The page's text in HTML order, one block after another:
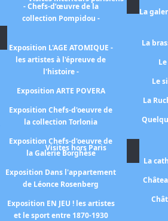
- Chefs-d’œuvre de la
collection Pompidou -
Exposition L'AGE ATOMIQUE -
les artistes à l'épreuve de
l'histoire -
Exposition ARTE POVERA
Exposition Chefs-d'oeuvre de
la collection Torlonia
Exposition Chefs-d'oeuvre de
la Galerie Borghèse
Exposition Dans l'appartement
de Léonce Rosenberg
Exposition EN JEU ! les artistes
et le sport entre 1870-1930
La
La
Le
La
Visites hors Paris
La